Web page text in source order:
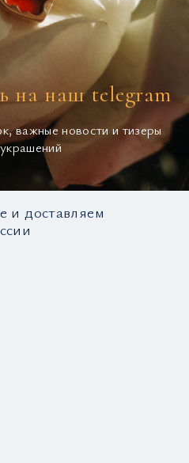
на наш telegram
важные новости и тизеры
и доставляем